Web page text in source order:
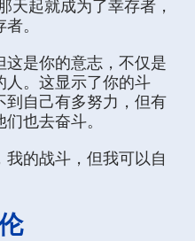
天起就成为了幸存者，
。
是你的意志，不仅是
人。这显示了你的斗
自己有多努力，但有
也去奋斗。
的战斗，但我可以自